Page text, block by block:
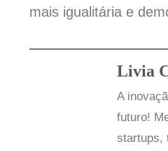
mais igualitária e
Livia
A
futuro!
startups,